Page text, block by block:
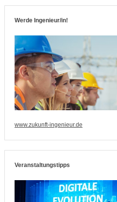
Werde Ingenieur/in!
www.zukunft-ingenieur.de
Veranstaltungstipps